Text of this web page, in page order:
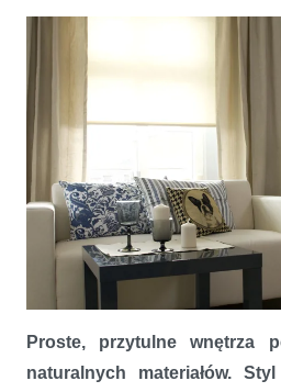
Proste, przytulne wnętrza
naturalnych materiałów.